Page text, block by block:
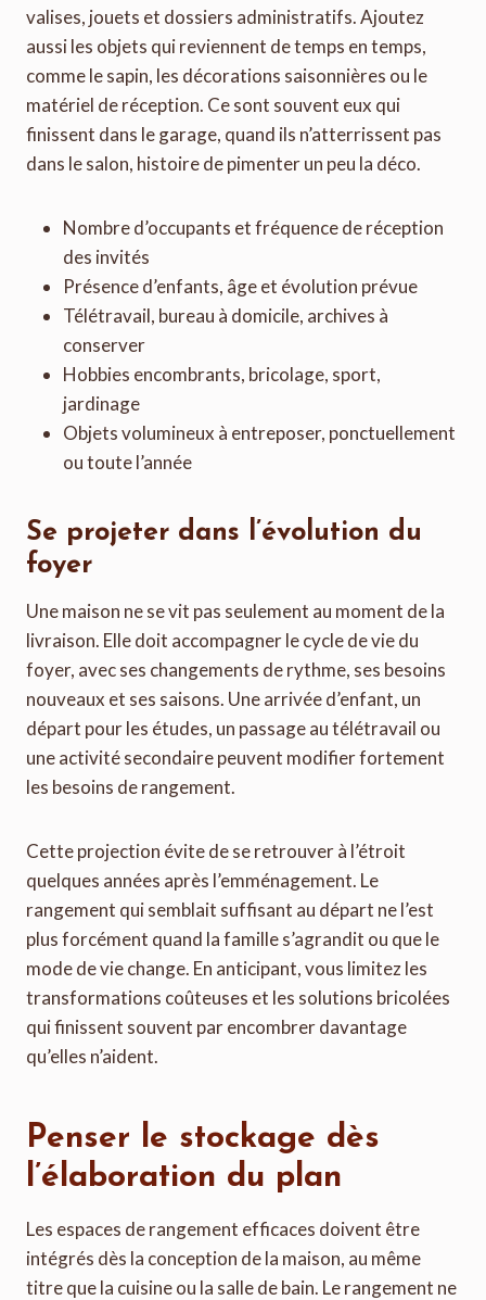
valises, jouets et dossiers administratifs. Ajoutez
aussi les objets qui reviennent de temps en temps,
comme le sapin, les décorations saisonnières ou le
matériel de réception. Ce sont souvent eux qui
finissent dans le garage, quand ils n’atterrissent pas
dans le salon, histoire de pimenter un peu la déco.
Nombre d’occupants et fréquence de réception
des invités
Présence d’enfants, âge et évolution prévue
Télétravail, bureau à domicile, archives à
conserver
Hobbies encombrants, bricolage, sport,
jardinage
Objets volumineux à entreposer, ponctuellement
ou toute l’année
Se projeter dans l’évolution du
foyer
Une maison ne se vit pas seulement au moment de la
livraison. Elle doit accompagner le cycle de vie du
foyer, avec ses changements de rythme, ses besoins
nouveaux et ses saisons. Une arrivée d’enfant, un
départ pour les études, un passage au télétravail ou
une activité secondaire peuvent modifier fortement
les besoins de rangement.
Cette projection évite de se retrouver à l’étroit
quelques années après l’emménagement. Le
rangement qui semblait suffisant au départ ne l’est
plus forcément quand la famille s’agrandit ou que le
mode de vie change. En anticipant, vous limitez les
transformations coûteuses et les solutions bricolées
qui finissent souvent par encombrer davantage
qu’elles n’aident.
Penser le stockage dès
l’élaboration du plan
Les espaces de rangement efficaces doivent être
intégrés dès la conception de la maison, au même
titre que la cuisine ou la salle de bain. Le rangement ne